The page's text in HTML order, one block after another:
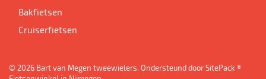
Bakfietsen
Cruiserfietsen
© 2026 Bart van Megen tweewielers. Ondersteund doorSitePack ®